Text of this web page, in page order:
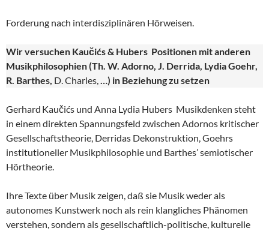
Forderung nach interdisziplinären Hörweisen.
Wir versuchen Kaučićs & Hubers Positionen mit anderen
Musikphilosophien (Th. W. Adorno, J. Derrida, Lydia Goehr,
R. Barthes, D. Charles,…) in Beziehung zu setzen
Gerhard Kaučićs und Anna Lydia Hubers Musikdenken steht
in einem direkten Spannungsfeld zwischen Adornos kritischer
Gesellschaftstheorie, Derridas Dekonstruktion, Goehrs
institutioneller Musikphilosophie und Barthes’ semiotischer
Hörtheorie.
Ihre Texte über Musik zeigen, daß sie Musik weder als
autonomes Kunstwerk noch als rein klangliches Phänomen
verstehen, sondern als gesellschaftlich-politische, kulturelle